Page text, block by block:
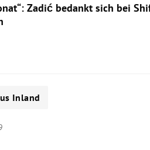
Zadić bedankt sich bei
Inland